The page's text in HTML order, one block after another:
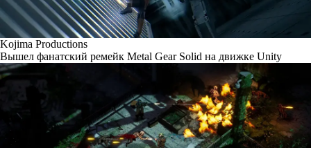
Kojima Productions
Вышел фанатский ремейк Metal Gear Solid на движке Unity